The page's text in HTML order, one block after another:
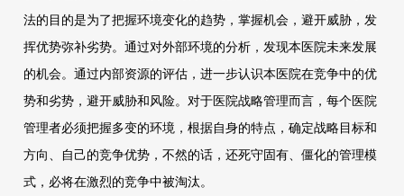
法的目的是为了把握环境变化的趋势，掌握机会，避开威胁，发
挥优势弥补劣势。通过对外部环境的分析，发现本医院未来发展
的机会。通过内部资源的评估，进一步认识本医院在竞争中的优
势和劣势，避开威胁和风险。对于医院战略管理而言，每个医院
管理者必须把握多变的环境，根据自身的特点，确定战略目标和
方向、自己的竞争优势，不然的话，还死守固有、僵化的管理模
式，必将在激烈的竞争中被淘汰。